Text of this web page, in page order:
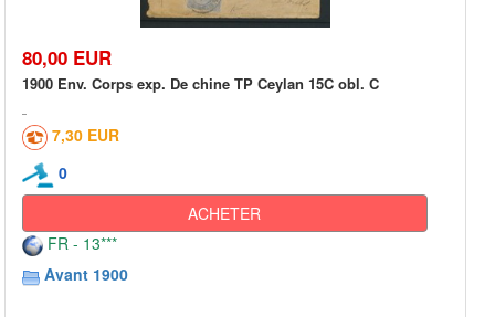
80,00 EUR
1900 Env. Corps exp. De chine TP Ceylan 15C obl. C
7,30 EUR
0
ACHETER
FR - 13***
Avant 1900